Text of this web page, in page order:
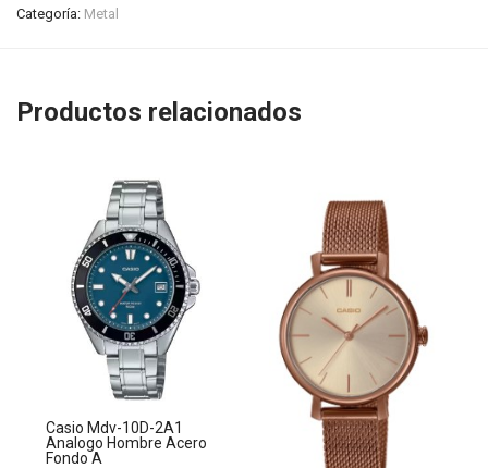
Categoría: Metal
Productos relacionados
Casio Mdv-10D-2A1
Analogo Hombre Acero
Fondo A